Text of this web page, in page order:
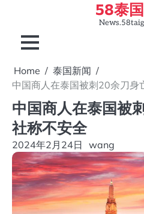
content
58泰
Home
泰国新闻
中国商人在泰国被刺20余刀身
中国商人在泰国被
社称不安全
2024年2月24日 wang